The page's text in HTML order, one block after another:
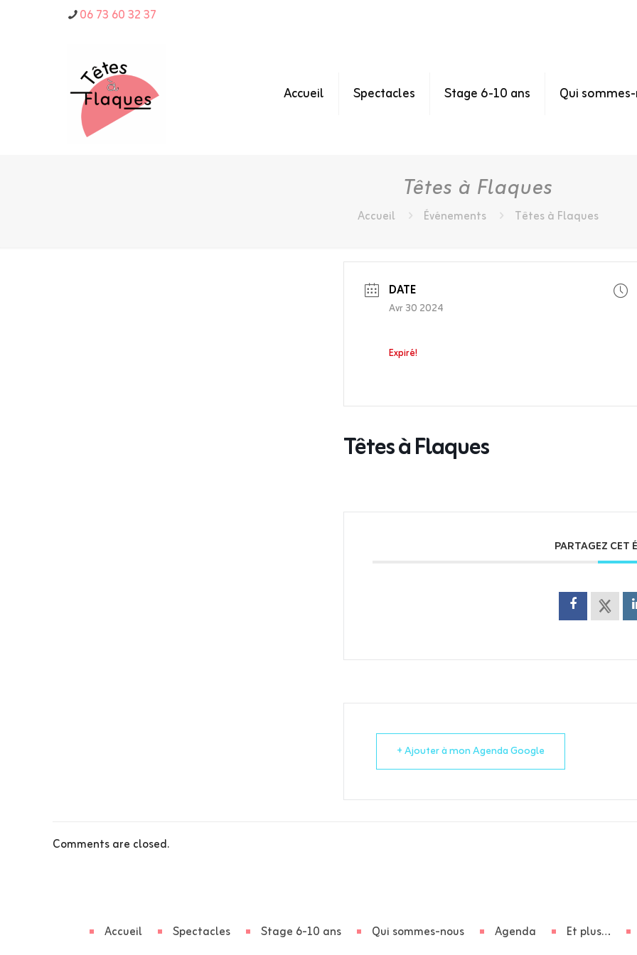
06 73 60 32 37
Accueil Spectacles Stage 6-10 ans Qui
Têtes à Flaques
Accueil Événements Têtes à Flaques
DATE
Avr 30 2024
Expiré!
Têtes à Flaques
PARTAGEZ CET
+ Ajouter à mon Agenda Google
Comments are closed.
Accueil Spectacles Stage 6-10 ans Qui sommes-nous Agenda Et plus…